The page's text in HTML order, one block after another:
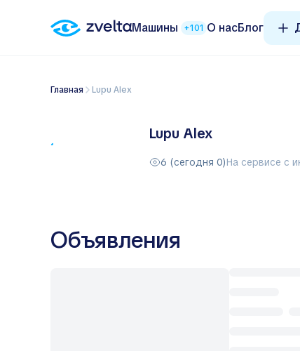
Машины +101 О насБлог
Главная Lupu Alex
Lupu Alex
6 (сегодня 0)На сервисе с
Объявления